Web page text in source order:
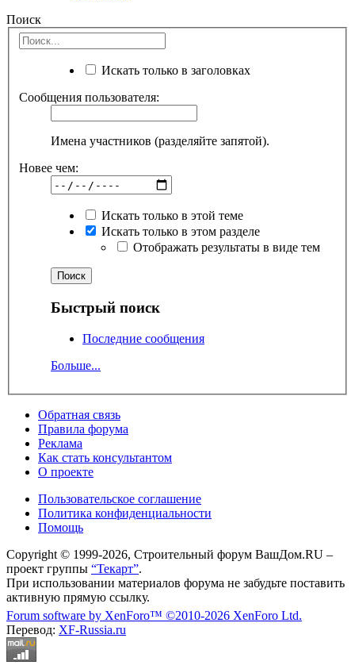
Поиск
Искать только в заголовках
Сообщения пользователя:
Имена участников (разделяйте запятой).
Новее чем:
Искать только в этой теме
Искать только в этом разделе
Отображать результаты в виде тем
Быстрый поиск
Последние сообщения
Больше...
Обратная связь
Правила форума
Реклама
Как стать консультантом
О проекте
Пользовательское соглашение
Политика конфиденциальности
Помощь
Copyright © 1999-2026, Строительный форум ВашДом.RU –
проект группы “Текарт”.
При использовании материалов форума не забудьте поставить
активную прямую ссылку.
Forum software by XenForo™ ©2010-2026 XenForo Ltd.
Перевод: XF-Russia.ru